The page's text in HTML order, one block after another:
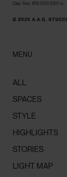
Cap. Soc. €10.000.000 i.v.
© 2025 A.A.G.
MENU
ALL
SPACES
STYLE
HIGHLIGHTS
STORIES
LIGHT MAP